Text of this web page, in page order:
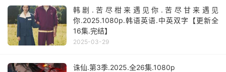
韩剧.苦尽柑来遇见你.苦尽甘来遇见
你.2025.1080p.韩语英语.中英双字【更新全
16集.完结】
2025-03-29
诛仙.第3季.2025.全26集.1080p